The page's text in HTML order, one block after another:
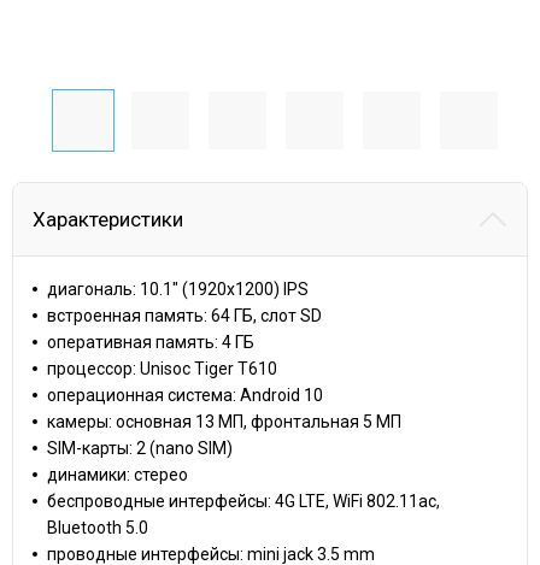
Характеристики
диагональ: 10.1" (1920x1200) IPS
встроенная память: 64 ГБ, слот SD
оперативная память: 4 ГБ
процессор: Unisoc Tiger T610
операционная система: Android 10
камеры: основная 13 МП, фронтальная 5 МП
SIM-карты: 2 (nano SIM)
динамики: стерео
беспроводные интерфейсы: 4G LTE, WiFi 802.11ac,
Bluetooth 5.0
проводные интерфейсы: mini jack 3.5 mm